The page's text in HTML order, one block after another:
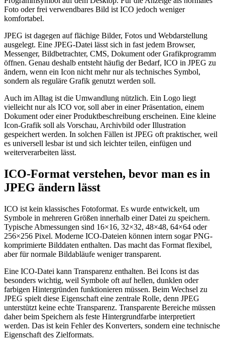
Foto oder frei verwendbares Bild ist ICO jedoch weniger
komfortabel.
JPEG ist dagegen auf flächige Bilder, Fotos und Webdarstellung
ausgelegt. Eine JPEG-Datei lässt sich in fast jedem Browser,
Messenger, Bildbetrachter, CMS, Dokument oder Grafikprogramm
öffnen. Genau deshalb entsteht häufig der Bedarf, ICO in JPEG zu
ändern, wenn ein Icon nicht mehr nur als technisches Symbol,
sondern als reguläre Grafik genutzt werden soll.
Auch im Alltag ist die Umwandlung nützlich. Ein Logo liegt
vielleicht nur als ICO vor, soll aber in einer Präsentation, einem
Dokument oder einer Produktbeschreibung erscheinen. Eine kleine
Icon-Grafik soll als Vorschau, Archivbild oder Illustration
gespeichert werden. In solchen Fällen ist JPEG oft praktischer, weil
es universell lesbar ist und sich leichter teilen, einfügen und
weiterverarbeiten lässt.
ICO-Format verstehen, bevor man es in
JPEG ändern lässt
ICO ist kein klassisches Fotoformat. Es wurde entwickelt, um
Symbole in mehreren Größen innerhalb einer Datei zu speichern.
Typische Abmessungen sind 16×16, 32×32, 48×48, 64×64 oder
256×256 Pixel. Moderne ICO-Dateien können intern sogar PNG-
komprimierte Bilddaten enthalten. Das macht das Format flexibel,
aber für normale Bildabläufe weniger transparent.
Eine ICO-Datei kann Transparenz enthalten. Bei Icons ist das
besonders wichtig, weil Symbole oft auf hellen, dunklen oder
farbigen Hintergründen funktionieren müssen. Beim Wechsel zu
JPEG spielt diese Eigenschaft eine zentrale Rolle, denn JPEG
unterstützt keine echte Transparenz. Transparente Bereiche müssen
daher beim Speichern als feste Hintergrundfarbe interpretiert
werden. Das ist kein Fehler des Konverters, sondern eine technische
Eigenschaft des Zielformats.